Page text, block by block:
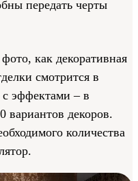
передать черты
как декоративная
смотрится в
с эффектами – в
вариантов декоров.
количества